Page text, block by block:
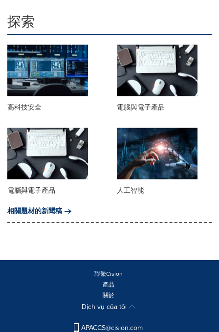
探索
高科技安全 電腦與電子產品
電腦與電子產品
人工智能
相關題材的新聞稿
聯繫Cision
產品
關於
Dịch vụ của tôi
APACCS@cision.com